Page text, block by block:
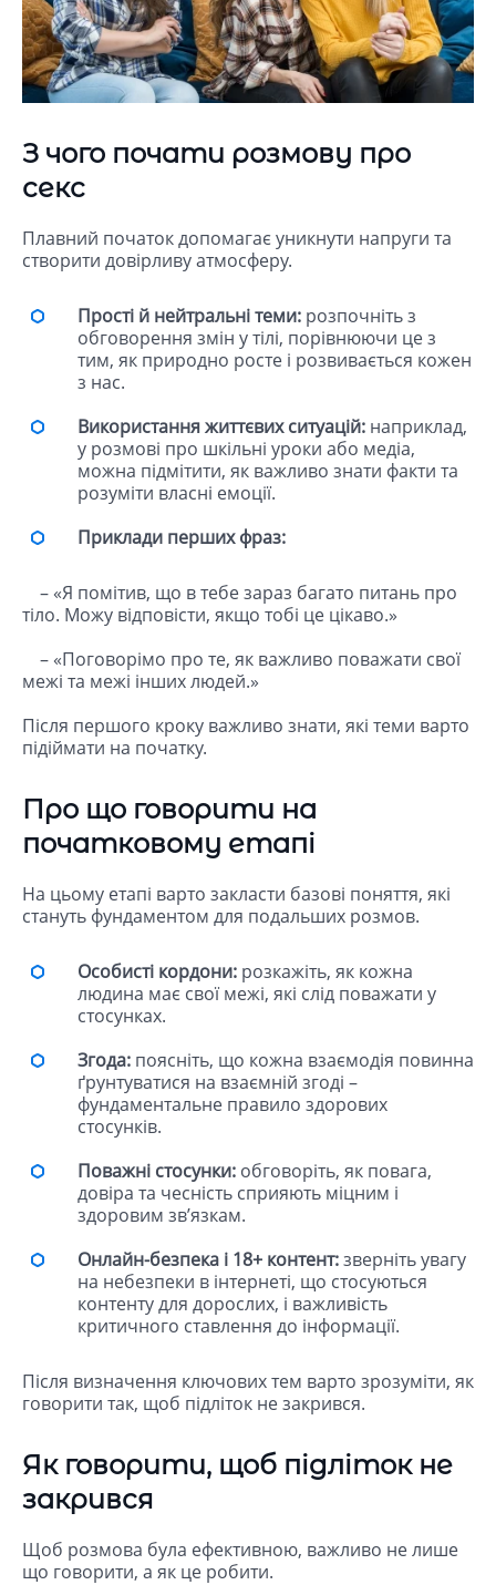
З чого почати розмову про
секс
Плавний початок допомагає уникнути напруги та
створити довірливу атмосферу.
Прості й нейтральні теми: розпочніть з
обговорення змін у тілі, порівнюючи це з
тим, як природно росте і розвивається кожен
з нас.
Використання життєвих ситуацій: наприклад,
у розмові про шкільні уроки або медіа,
можна підмітити, як важливо знати факти та
розуміти власні емоції.
Приклади перших фраз:
– «Я помітив, що в тебе зараз багато питань про
тіло. Можу відповісти, якщо тобі це цікаво.»
– «Поговорімо про те, як важливо поважати свої
межі та межі інших людей.»
Після першого кроку важливо знати, які теми варто
підіймати на початку.
Про що говорити на
початковому етапі
На цьому етапі варто закласти базові поняття, які
стануть фундаментом для подальших розмов.
Особисті кордони: розкажіть, як кожна
людина має свої межі, які слід поважати у
стосунках.
Згода: поясніть, що кожна взаємодія повинна
ґрунтуватися на взаємній згоді –
фундаментальне правило здорових
стосунків.
Поважні стосунки: обговоріть, як повага,
довіра та чесність сприяють міцним і
здоровим зв’язкам.
Онлайн-безпека і 18+ контент:зверніть увагу
на небезпеки в інтернеті, що стосуються
контенту для дорослих, і важливість
критичного ставлення до інформації.
Після визначення ключових тем варто зрозуміти, як
говорити так, щоб підліток не закрився.
Як говорити, щоб підліток не
закрився
Щоб розмова була ефективною, важливо не лише
що говорити, а як це робити.